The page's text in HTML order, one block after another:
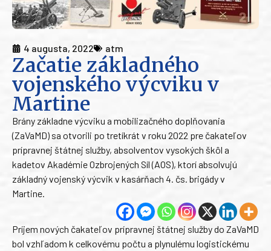
4 augusta, 2022 atm
Začatie základného
vojenského výcviku v
Martine
Brány základne výcviku a mobilizačného doplňovania
(ZaVaMD) sa otvorili po tretíkrát v roku 2022 pre čakateľov
prípravnej štátnej služby, absolventov vysokých škôl a
kadetov Akadémie Ozbrojených Síl (AOS), ktorí absolvujú
základný vojenský výcvik v kasárňach 4. čs. brigády v
Martine.
Príjem nových čakateľov prípravnej štátnej služby do ZaVaMD
bol vzhľadom k celkovému počtu a plynulému logistickému